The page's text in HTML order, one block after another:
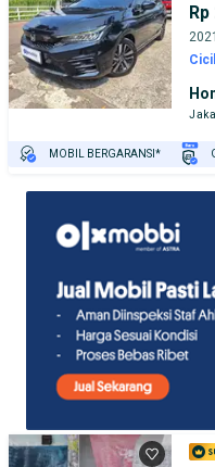
MOBIL BERGARANSI*